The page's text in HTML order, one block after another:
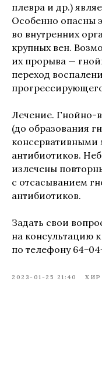
плевра и др.)
Особенно опасны
во внутренних
крупных вен.
их прорыва —
переход
Лечение. Гнойно-
(до образования
антибиотиков.
излечены
с отсасыванием
антибиотиков.
Задать свои
на консультацию
по телефону
2023-01-25 21:40